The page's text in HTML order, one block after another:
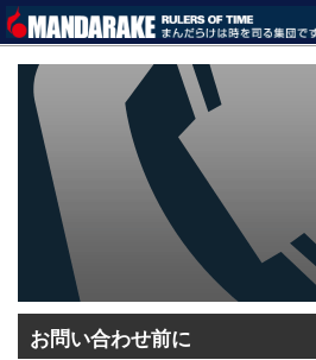
お問い合わせ前に